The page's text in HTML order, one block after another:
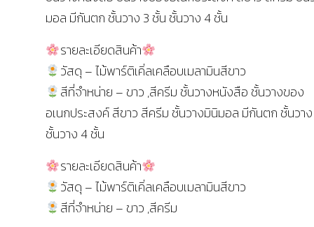
มอล มีกันตก ชั้นวาง 3 ชั้น ชั้นวาง 4 ชั้น
รายละเอียดสินค้า
วัสดุ – ไม้พาร์ติเคิ่ลเคลือบเมลามินสีขาว
สีที่จำหน่าย – ขาว ,สีครีม ชั้นวางหนังสือ ชั้นวางของ
อเนกประสงค์ สีขาว สีครีม ชั้นวางมินิมอล มีกันตก ชั้นวา
ชั้นวาง 4 ชั้น
รายละเอียดสินค้า
วัสดุ – ไม้พาร์ติเคิ่ลเคลือบเมลามินสีขาว
สีที่จำหน่าย – ขาว ,สีครีม